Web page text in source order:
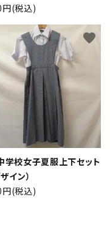
(税込)
学校女子夏服上下セット
イン）
(税込)
favorite